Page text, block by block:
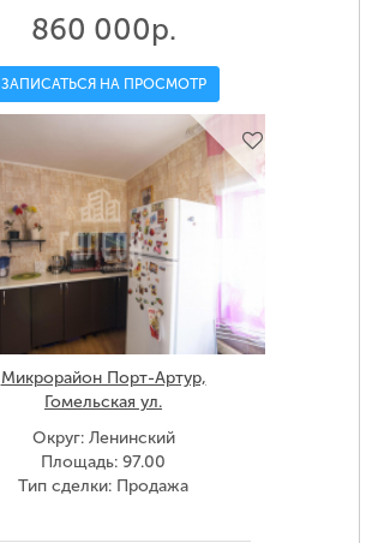
860 000р.
ЗАПИСАТЬСЯ НА ПРОСМОТР
Микрорайон Порт-Артур,
Гомельская ул.
Округ: Ленинский
Площадь: 97.00
Тип сделки: Продажа